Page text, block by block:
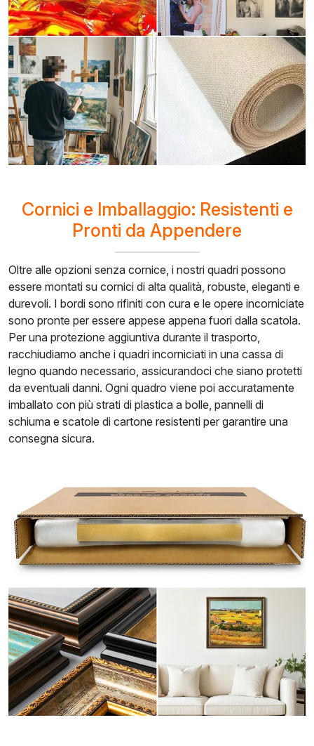
Cornici e Imballaggio: Resistenti e
Pronti da Appendere
Oltre alle opzioni senza cornice, i nostri quadri possono
essere montati su cornici di alta qualità, robuste, eleganti e
durevoli. I bordi sono rifiniti con cura e le opere incorniciate
sono pronte per essere appese appena fuori dalla scatola.
Per una protezione aggiuntiva durante il trasporto,
racchiudiamo anche i quadri incorniciati in una cassa di
legno quando necessario, assicurandoci che siano protetti
da eventuali danni. Ogni quadro viene poi accuratamente
imballato con più strati di plastica a bolle, pannelli di
schiuma e scatole di cartone resistenti per garantire una
consegna sicura.